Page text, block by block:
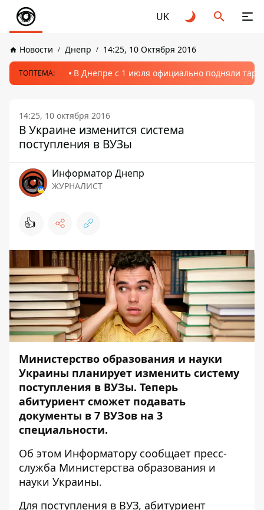
UK
Новости Днепр 14:25, 10 Октября 2016
ТОПТЕМА: В Днепре с 1 июля официально подняли
14:25, 10 октября 2016
В Украине изменится система
поступления в ВУЗы
Информатор Днепр
ЖУРНАЛИСТ
👍
Министерство образования и науки
Украины планирует изменить систему
поступления в ВУЗы. Теперь
абитуриент сможет подавать
документы в 7 ВУЗов на 3
специальности.
Об этом Информатору сообщает пресс-
служба Министерства образования и
науки Украины.
Для поступления в ВУЗ, абитуриент